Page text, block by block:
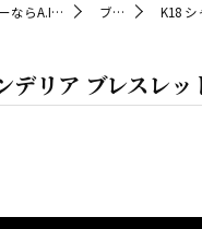
18金のジュエリーならA.I JEWELRIES ブログ K18 シャ
デリア ブレスレッ